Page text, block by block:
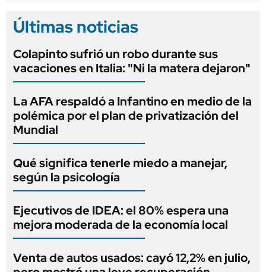
Últimas noticias
Colapinto sufrió un robo durante sus
vacaciones en Italia: "Ni la matera dejaron"
La AFA respaldó a Infantino en medio de la
polémica por el plan de privatización del
Mundial
Qué significa tenerle miedo a manejar,
según la psicología
Ejecutivos de IDEA: el 80% espera una
mejora moderada de la economía local
Venta de autos usados: cayó 12,2% en julio,